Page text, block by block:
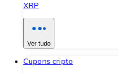
XRP
Ver tudo
Cupons cripto